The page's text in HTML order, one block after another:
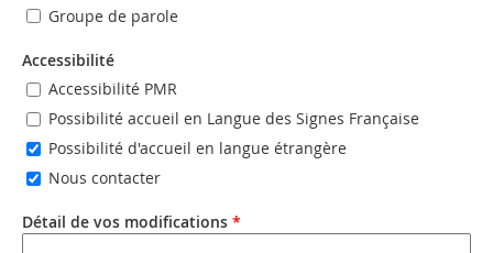
Groupe de parole
Accessibilité
Accessibilité PMR
Possibilité accueil en Langue des Signes Française
Possibilité d'accueil en langue étrangère
Nous contacter
Détail de vos modifications *